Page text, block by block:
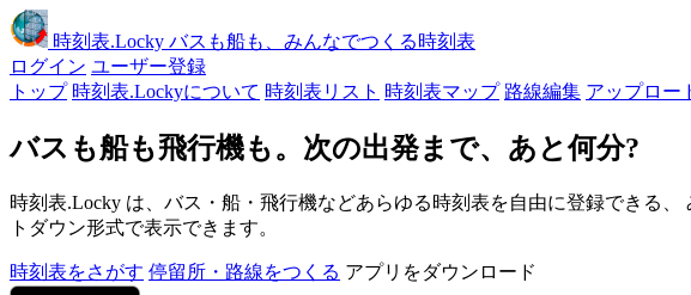
時刻表.Locky バスも船も、みんなでつくる時刻表
ログイン ユーザー登録
トップ 時刻表.Lockyについて 時刻表リスト 時刻表マップ 路線編集 アップロー
バスも船も飛行機も。次の出発まで、あと何分?
時刻表.Locky は、バス・船・飛行機などあらゆる時刻表を自由に登録できる
トダウン形式で表示できます。
時刻表をさがす 停留所・路線をつくる アプリをダウンロード